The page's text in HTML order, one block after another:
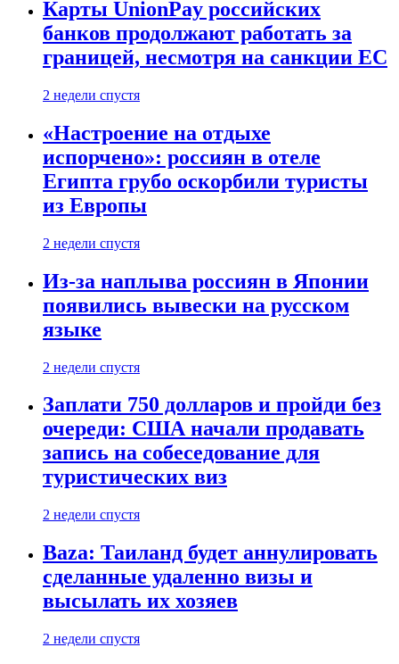
Карты UnionPay российских
банков продолжают работать за
границей, несмотря на санкции ЕС
2 недели спустя
«Настроение на отдыхе
испорчено»: россиян в отеле
Египта грубо оскорбили туристы
из Европы
2 недели спустя
Из-за наплыва россиян в Японии
появились вывески на русском
языке
2 недели спустя
Заплати 750 долларов и пройди без
очереди: США начали продавать
запись на собеседование для
туристических виз
2 недели спустя
Baza: Таиланд будет аннулировать
сделанные удаленно визы и
высылать их хозяев
2 недели спустя